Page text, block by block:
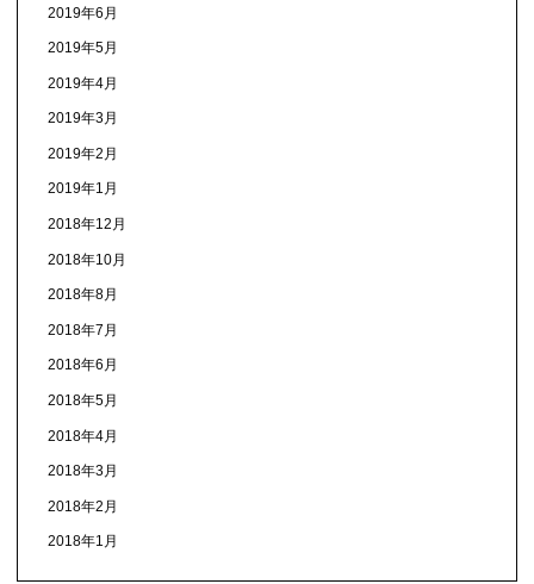
2019年6月
2019年5月
2019年4月
2019年3月
2019年2月
2019年1月
2018年12月
2018年10月
2018年8月
2018年7月
2018年6月
2018年5月
2018年4月
2018年3月
2018年2月
2018年1月